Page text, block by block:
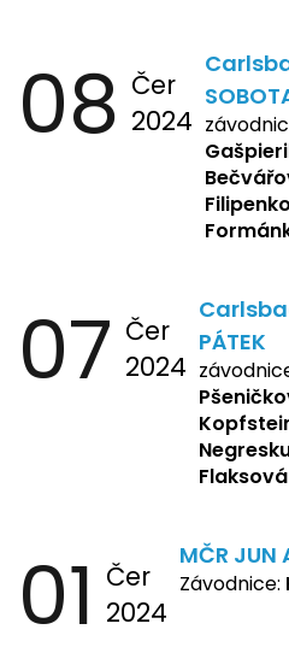
08 Čer
2024
Kozlova
Mitro,
07 Čer
2024
PÁTEK
Flaksová
01 Čer
2024
MČR JUN
Závodnice: